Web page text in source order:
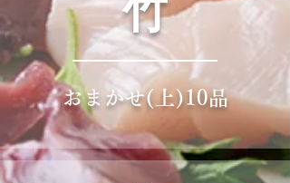
竹
おまかせ(上)10品